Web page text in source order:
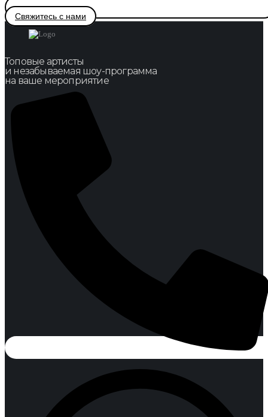
Свяжитесь с нами
Топовые артисты
и незабываемая шоу-программа
на ваше мероприятие